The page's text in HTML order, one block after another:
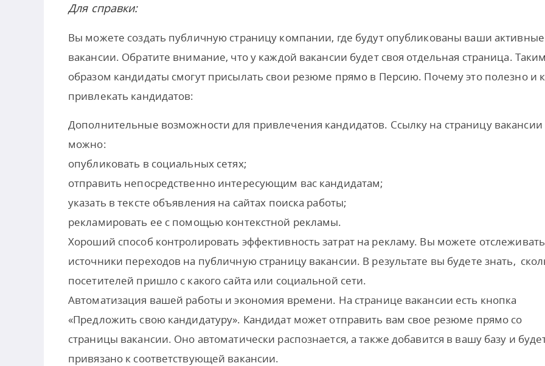
Для справки:
Вы можете создать публичную страницу компании, где будут опубликованы ваши активные
вакансии. Обратите внимание, что у каждой вакансии будет своя отдельная страница.
образом кандидаты смогут присылать свои резюме прямо в Персию. Почему это полезно и
привлекать кандидатов:
Дополнительные возможности для привлечения кандидатов. Ссылку на страницу вакансии
можно:
опубликовать в социальных сетях;
отправить непосредственно интересующим вас кандидатам;
указать в тексте объявления на сайтах поиска работы;
рекламировать ее с помощью контекстной рекламы.
Хороший способ контролировать эффективность затрат на рекламу. Вы можете отслеживать
источники переходов на публичную страницу вакансии. В результате вы будете знать,
посетителей пришло с какого сайта или социальной сети.
Автоматизация вашей работы и экономия времени. На странице вакансии есть кнопка
«Предложить свою кандидатуру». Кандидат может отправить вам свое резюме прямо со
страницы вакансии. Оно автоматически распознается, а также добавится в вашу базу и
привязано к соответствующей вакансии.